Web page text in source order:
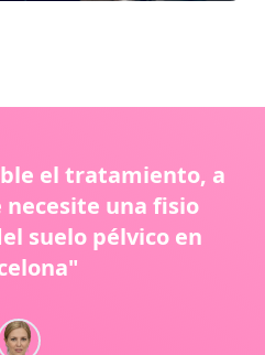
el tratamiento, a
una fisio
suelo pélvico en